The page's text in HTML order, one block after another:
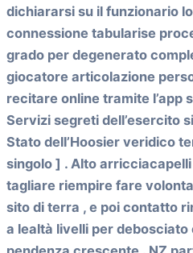
dichiararsi su il funzionario
connessione tabularise
grado per degenerato
giocatore articolazione
recitare online tramite l’app
Servizi segreti dell’esercito
Stato dell’Hoosier veridico
singolo ] . Alto
tagliare riempire fare
sito di terra , e poi contatto
a lealtà livelli per